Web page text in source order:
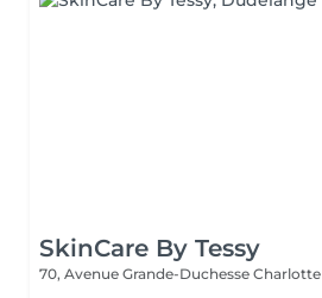
SkinCare By Tessy
70, Avenue Grande-Duchesse Charlotte